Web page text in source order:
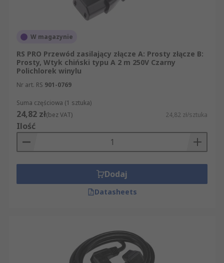
W magazynie
RS PRO Przewód zasilający złącze A: Prosty złącze B:
Prosty, Wtyk chiński typu A 2 m 250V Czarny
Polichlorek winylu
Nr art. RS 901-0769
Suma częściowa (1 sztuka)
24,82 zł(bez VAT) 24,82 zł/sztuka
Ilość
Dodaj
Datasheets